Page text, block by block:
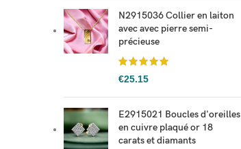
N2915036 Collier en laiton
avec avec pierre semi-
précieuse
€25.15
E2915021 Boucles d'oreilles
en cuivre plaqué or 18
carats et diamants